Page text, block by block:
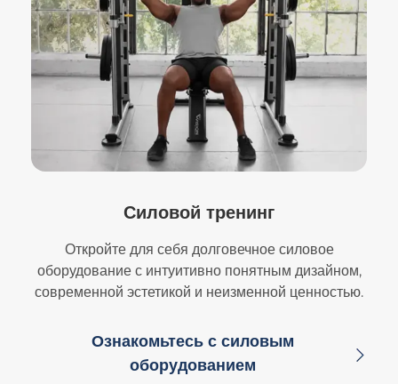
Силовой тренинг
Откройте для себя долговечное силовое
оборудование с интуитивно понятным дизайном,
современной эстетикой и неизменной ценностью.
Ознакомьтесь с силовым
оборудованием